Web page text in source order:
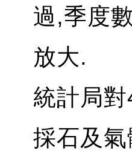
過,季度
放大.
統計局
採石及